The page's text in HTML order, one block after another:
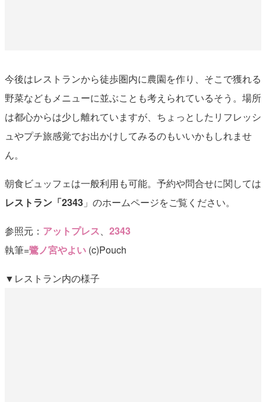
今後はレストランから徒歩圏内に農園を作り、そこで獲れる
野菜などもメニューに並ぶことも考えられているそう。場所
は都心からは少し離れていますが、ちょっとしたリフレッシ
ュやプチ旅感覚でお出かけしてみるのもいいかもしれませ
ん。
朝食ビュッフェは一般利用も可能。予約や問合せに関しては
レストラン「2343」のホームページをご覧ください。
参照元： アットプレス、 2343
執筆=鷺ノ宮やよい(c)Pouch
▼レストラン内の様子